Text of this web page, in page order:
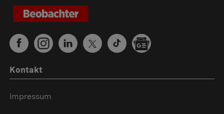
Kontakt
Impressum